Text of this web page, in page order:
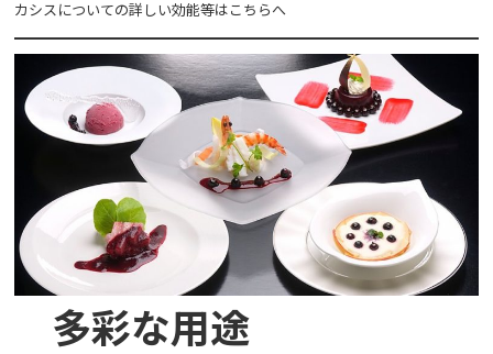
カシスについての詳しい効能等はこちらへ
多彩な用途